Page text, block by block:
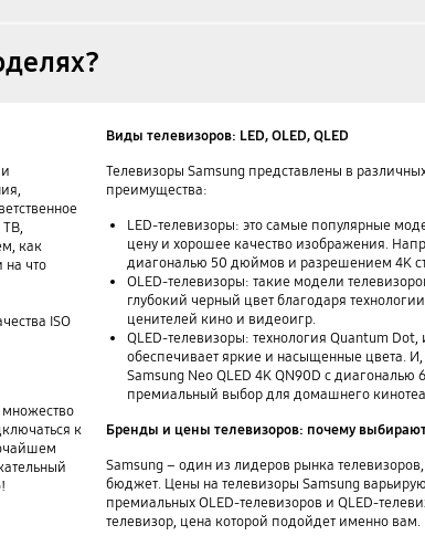
как
на что
ISO
множество
к
Виды телевизоров: LED, OLED, QLED
Телевизоры Samsung представлены в
преимущества:
LED-телевизоры: это самые популярные
цену и хорошее качество изображения.
диагональю 50 дюймов и разрешением 4K
OLED-телевизоры: такие модели
глубокий черный цвет благодаря
ценителей кино и видеоигр.
QLED-телевизоры: технология Quantum Dot,
обеспечивает яркие и насыщенные цвета.
Samsung Neo QLED 4K QN90D с
премиальный выбор для домашнего
Бренды и цены телевизоров: почему
Samsung – один из лидеров рынка
бюджет. Цены на телевизоры Samsung
премиальных OLED-телевизоров и QLED-
телевизор, цена которой подойдет именно вам.